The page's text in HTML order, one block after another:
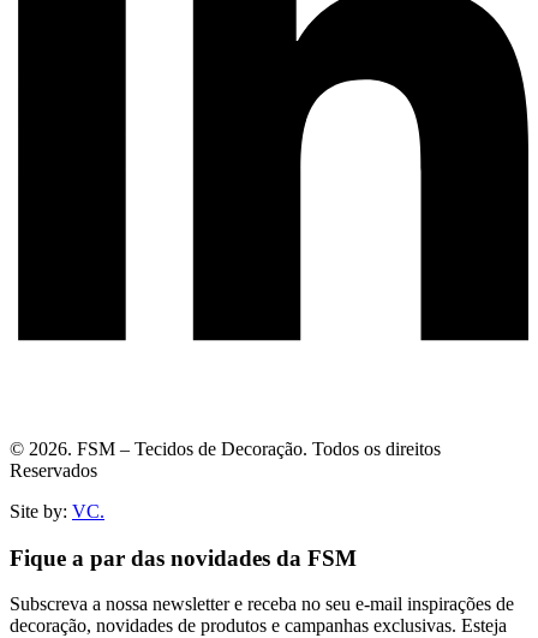
© 2026. FSM – Tecidos de Decoração. Todos os direitos
Reservados
Site by: VC.
Fique a par das novidades da FSM
Subscreva a nossa newsletter e receba no seu e-mail inspirações de
decoração, novidades de produtos e campanhas exclusivas. Esteja